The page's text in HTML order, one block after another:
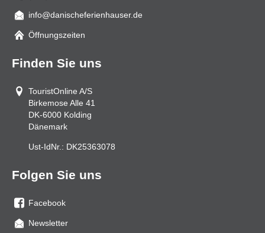
Mail
info@danischeferienhauser.de
Öffnungszeiten
Finden Sie uns
TouristOnline A/S
Birkemose Alle 41
DK-6000 Kolding
Dänemark
Ust-IdNr.: DK25363078
Folgen Sie uns
Sie
Facebook
Newsletter